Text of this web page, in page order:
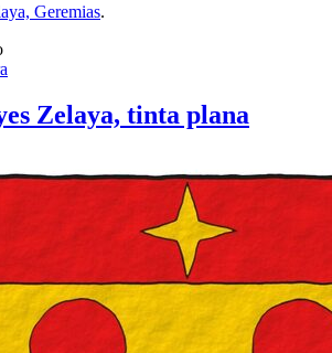
Geremias.
Zelaya, tinta plana